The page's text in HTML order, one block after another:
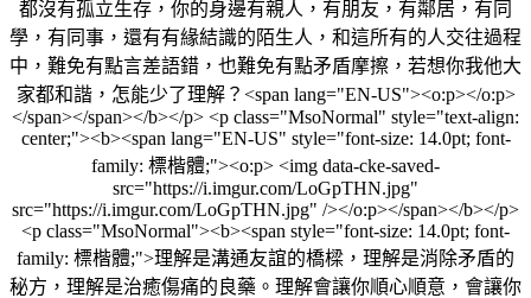
都沒有孤立生存，你的身邊有親人，有朋友，有鄰居，有同
學，有同事，還有有緣結識的陌生人，和這所有的人交往過程
中，難免有點言差語錯，也難免有點矛盾摩擦，若想你我他大
家都和諧，怎能少了理解？<span lang="EN-US"><o:p></o:p>
</span></span></b></p> <p class="MsoNormal" style="text-align:
center;"><b><span lang="EN-US" style="font-size: 14.0pt; font-
family: 標楷體;"><o:p> <img data-cke-saved-
src="https://i.imgur.com/LoGpTHN.jpg"
src="https://i.imgur.com/LoGpTHN.jpg" /></o:p></span></b></p>
<p class="MsoNormal"><b><span style="font-size: 14.0pt; font-
family: 標楷體;">理解是溝通友誼的橋樑，理解是消除矛盾的
秘方，理解是治癒傷痛的良藥。理解會讓你順心順意，會讓你